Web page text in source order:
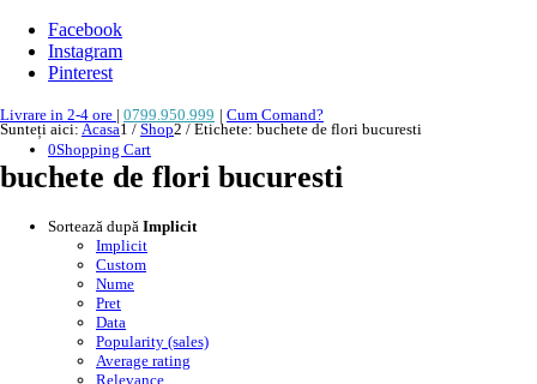
Facebook
Instagram
Pinterest
Livrare in 2-4 ore | 0799.950.999 | Cum Comand?
0Shopping Cart
Sunteți aici: Acasa1 / Shop2 / Etichete: buchete de flori bucuresti
buchete de flori bucuresti
Sortează după Implicit
Implicit
Custom
Nume
Pret
Data
Popularity (sales)
Average rating
Relevance